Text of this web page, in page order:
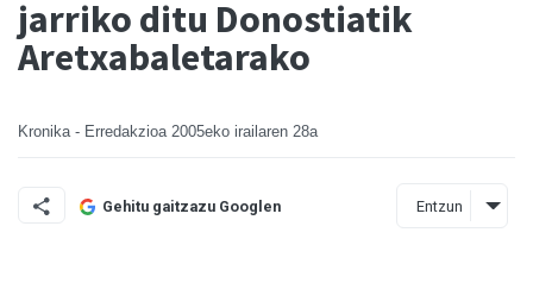
jarriko ditu Donostiatik
Aretxabaletarako
Kronika - Erredakzioa 2005eko irailaren 28a
Gehitu gaitzazu Googlen Entzun